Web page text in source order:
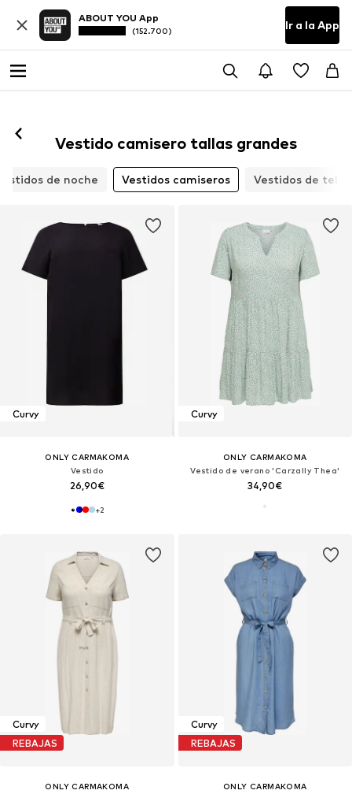
ABOUT YOU App
(152.700) Ir a la App
Vestido camisero tallas grandes
de noche Vestidos camiseros Vestidos de tela
Curvy
ONLY CARMAKOMA
Vestido
26,90€
+2
Curvy
ONLY CARMAKOMA
Vestido de verano 'Carzally Thea'
34,90€
Curvy
REBAJAS
ONLY CARMAKOMA
Curvy
REBAJAS
ONLY CARMAKOMA